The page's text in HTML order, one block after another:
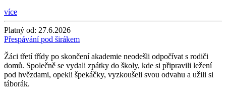
více
Platný od: 27.6.2026
Přespávání pod širákem
Žáci třetí třídy po skončení akademie neodešli odpočívat s rodiči
domů. Společně se vydali zpátky do školy, kde si připravili ležení
pod hvězdami, opekli špekáčky, vyzkoušeli svou odvahu a užili si
táborák.